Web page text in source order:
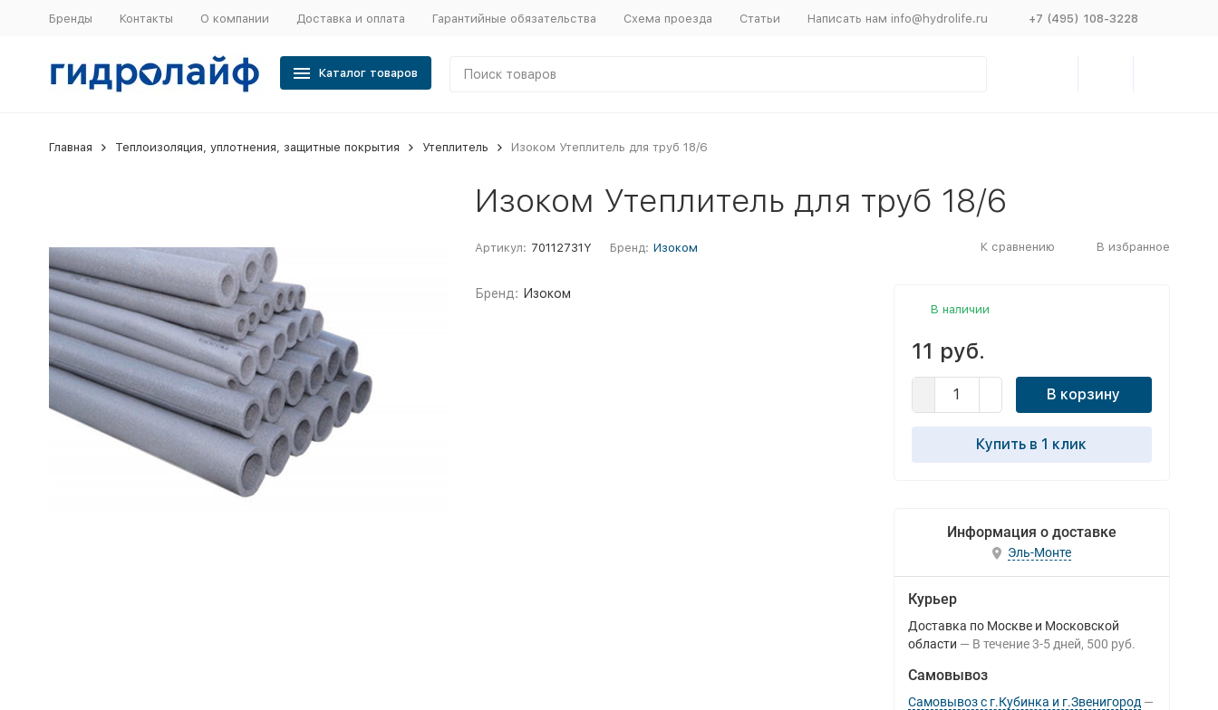
Бренды Контакты О компании Доставка и оплата Гарантийные обязательства Схема проезда Статьи Написать нам info@hydrolife.ru +7 (495) 108-3228
Каталог товаров
Главная Теплоизоляция, уплотнения, защитные покрытия Утеплитель Изоком Утеплитель для труб 18/6
Изоком Утеплитель для труб 18/6
Артикул: 70112731Y Бренд: Изоком К сравнению В избранное
Бренд: Изоком
В наличии
11 руб.
В корзину
Купить в 1 клик
Информация о доставке
Эль-Монте
Курьер
Доставка по Москве и Московской
области
В течение 3-5 дней 500 руб.
Самовывоз
Самовывоз с г.Кубинка и г.Звенигород